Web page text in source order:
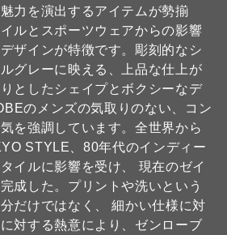
力を演出するアイテムが勢揃
ルとスポーツウェアからの影響
ザインが特徴です。彫刻的なシ
グレーに映える、上品な仕上が
としたシェイプとボクシーなデ
のメンズの気取りのない、コン
を強調しています。全世界から
STYLE、80年代のインディー
イルに影響を受け、 現在のゼイ
成した。プリントや洗いという
だけではなく、 細かい仕様に対
対する熱意により、ゼンローブ